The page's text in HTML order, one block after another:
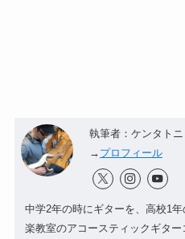
執筆者：ケンタトニ
→ プロフィール
中学2年の時にギターを、高校1
楽教室のアコースティックギタ